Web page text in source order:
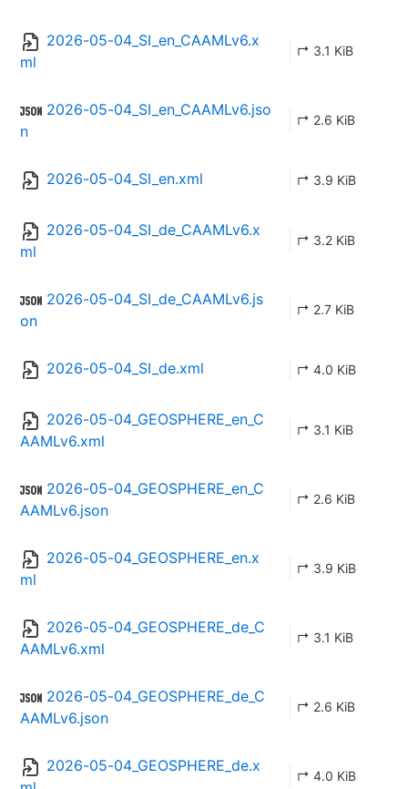
2026-05-04_SI_en_CAAMLv6.x
ml
↱ 3.1 KiB
2026-05-04_SI_en_CAAMLv6.jso
n
↱ 2.6 KiB
2026-05-04_SI_en.xml ↱ 3.9 KiB
2026-05-04_SI_de_CAAMLv6.x
ml
↱ 3.2 KiB
2026-05-04_SI_de_CAAMLv6.js
on
↱ 2.7 KiB
2026-05-04_SI_de.xml ↱ 4.0 KiB
2026-05-04_GEOSPHERE_en_C
AAMLv6.xml
↱ 3.1 KiB
2026-05-04_GEOSPHERE_en_C
AAMLv6.json
↱ 2.6 KiB
2026-05-04_GEOSPHERE_en.x
ml
↱ 3.9 KiB
2026-05-04_GEOSPHERE_de_C
AAMLv6.xml
↱ 3.1 KiB
2026-05-04_GEOSPHERE_de_C
AAMLv6.json
↱ 2.6 KiB
2026-05-04_GEOSPHERE_de.x
↱ 4.0 KiB